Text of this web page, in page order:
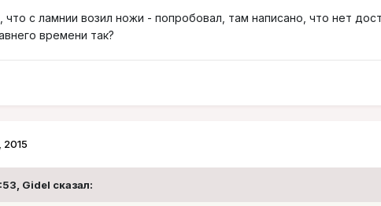
что с ламнии возил ножи - попробовал, там написано, что нет
времени так?
2015
Gidel сказал: